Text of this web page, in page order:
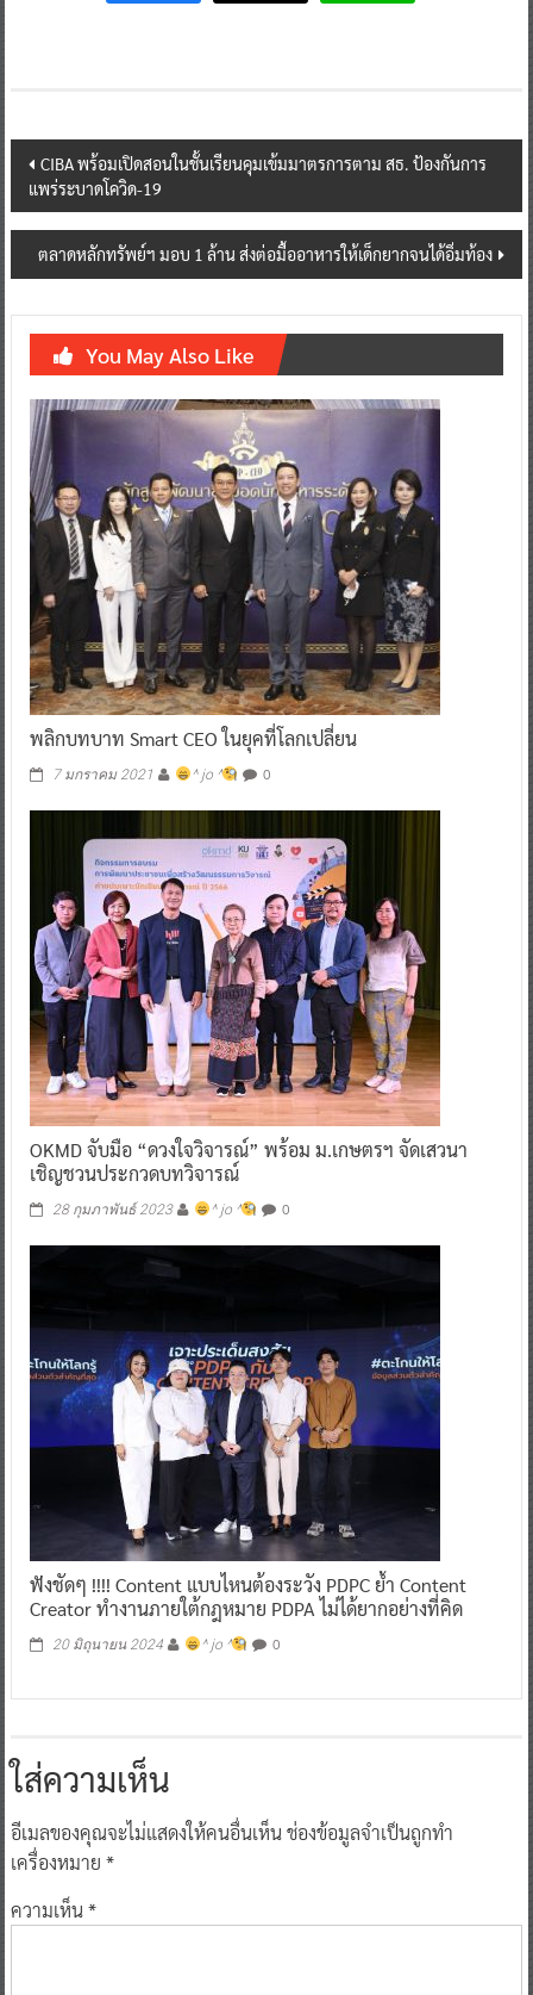
Post
navigation
CIBA พร้อมเปิดสอนในชั้นเรียนคุมเข้มมาตรการตาม สธ. ป้องกันการ
แพร่ระบาดโควิด-19
ตลาดหลักทรัพย์ฯ มอบ 1 ล้าน ส่งต่อมื้ออาหารให้เด็กยากจนได้อิ่มท้อง
You May Also Like
พลิกบทบาท Smart CEO ในยุคที่โลกเปลี่ยน
7 มกราคม 2021 ^ jo ^ 0
OKMD จับมือ “ดวงใจวิจารณ์” พร้อม ม.เกษตรฯ จัดเสวนา
เชิญชวนประกวดบทวิจารณ์
28 กุมภาพันธ์ 2023 ^ jo ^ 0
ฟังชัดๆ !!!! Content แบบไหนต้องระวัง PDPC ย้ำ Content
Creator ทำงานภายใต้กฎหมาย PDPA ไม่ได้ยากอย่างที่คิด
20 มิถุนายน 2024 ^ jo ^ 0
ใส่ความเห็น
อีเมลของคุณจะไม่แสดงให้คนอื่นเห็นช่องข้อมูลจำเป็นถูกทำ
เครื่องหมาย *
ความเห็น*